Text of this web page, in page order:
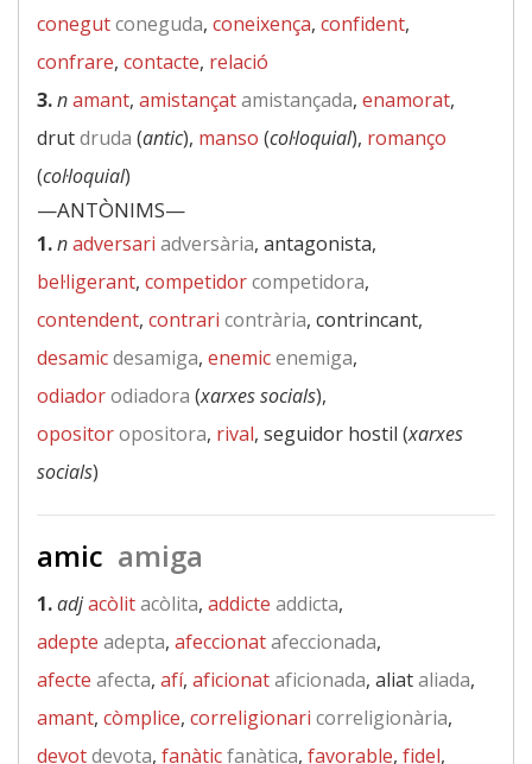
conegutconeguda, coneixença, confident,
confrare, contacte, relació
3.namant, amistançatamistançada, enamorat,
drutdruda (antic), manso (col·loquial), romanço
(col·loquial)
—ANTÒNIMS—
1.nadversari adversària, antagonista,
bel·ligerant, competidorcompetidora,
contendent, contrari contrària, contrincant,
desamicdesamiga, enemicenemiga,
odiadorodiadora (xarxes socials),
opositoropositora, rival, seguidor hostil (xarxes
socials)
amic amiga
1.adjacòlitacòlita, addicte addicta,
adepte adepta, afeccionatafeccionada,
afecte afecta, afí, aficionataficionada, aliataliada,
amant, còmplice, correligionari correligionària,
devotdevota, fanàticfanàtica, favorable, fidel,